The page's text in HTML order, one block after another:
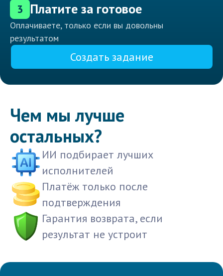
3 Платите за готовое
Оплачиваете, только если вы довольны
результатом
Создать задание
Чем мы лучше
остальных?
ИИ подбирает лучших
исполнителей
Платёж только после
подтверждения
Гарантия возврата, если
результат не устроит